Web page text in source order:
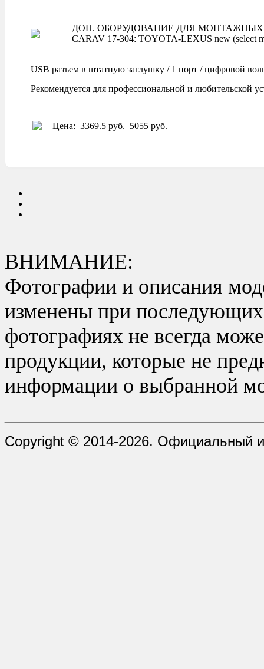
ДОП. ОБОРУДОВАНИЕ ДЛЯ МОНТАЖНЫХ
CARAV 17-304: TOYOTA-LEXUS new (select
USB разъем в штатную заглушку / 1 порт / цифровой
Рекомендуется для профессиональной и любительской
Цена: 3369.5 руб. 5055 руб.
ВНИМАНИЕ:
Фотографии и описания
изменены при последующих
фотографиях не всегда
продукции, которые не
информации о выбранной
Copyright © 2014-2026. Официальный